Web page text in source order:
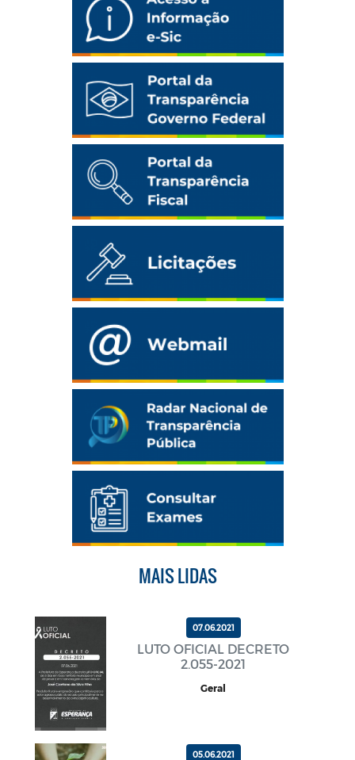
MAIS LIDAS
07.06.2021
LUTO OFICIAL DECRETO
2.055-2021
Geral
05.06.2021